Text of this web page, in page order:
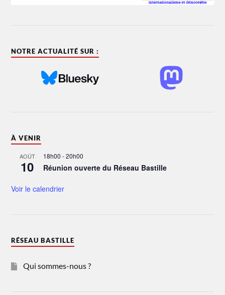
NOTRE ACTUALITÉ SUR :
À VENIR
AOÛT
10
18h00 -20h00
Réunion ouverte du Réseau Bastille
Voir le calendrier
RÉSEAU BASTILLE
Qui sommes-nous ?